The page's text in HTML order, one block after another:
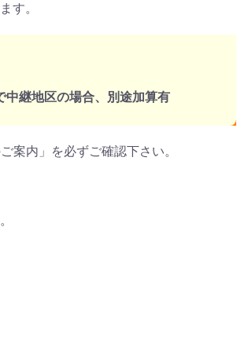
す。
継地区の場合、別途加算有
案内」を必ずご確認下さい。